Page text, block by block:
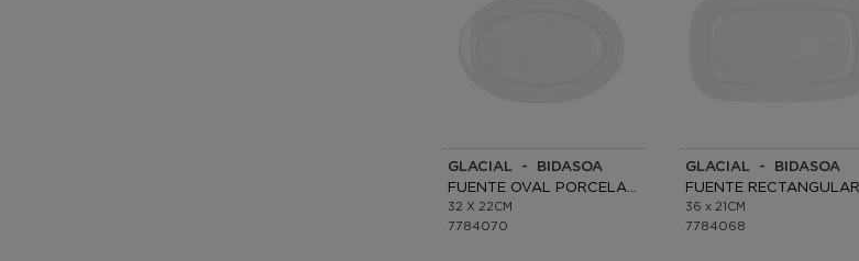
GLACIAL - BIDASOA
32 X 22CM
7784070
GLACIAL - BIDASOA
36 x 21CM
7784068